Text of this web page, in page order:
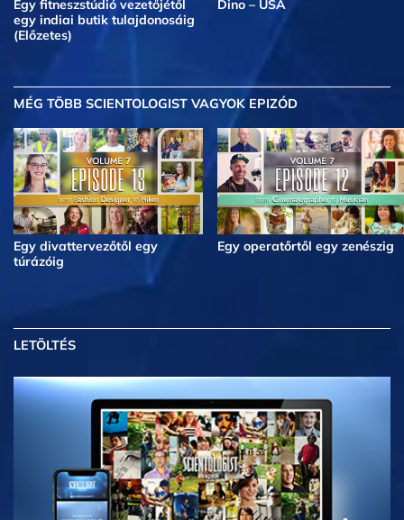
Egy fitneszstúdió vezetőjétől
egy indiai butik tulajdonosáig
(Előzetes)
Dino – USA
MÉG TÖBB SCIENTOLOGIST VAGYOK EPIZÓD
Egy divattervezőtől egy
túrázóig
Egy operatőrtől egy zenészig
LETÖLTÉS